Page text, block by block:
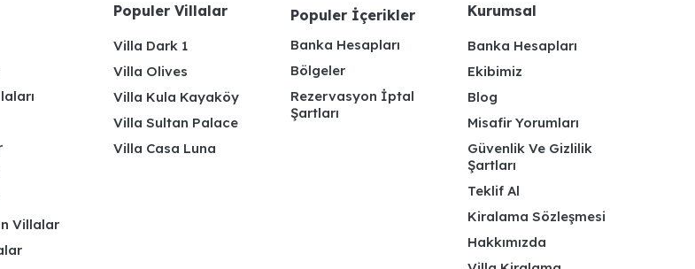
Villalar
Populer Villalar
Villa Dark 1
Villa Olives
Villa Kula Kayaköy
Villa Sultan Palace
Villa Casa Luna
Populer İçerikler
Banka Hesapları
Bölgeler
Rezervasyon İptal
Şartları
Kurumsal
Banka Hesapları
Ekibimiz
Blog
Misafir Yorumları
Güvenlik Ve Gizlilik
Şartları
Teklif Al
Kiralama Sözleşmesi
Hakkımızda